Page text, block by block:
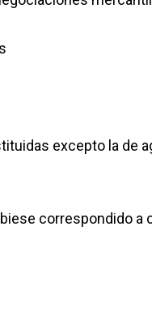
excepto la de
correspondido a